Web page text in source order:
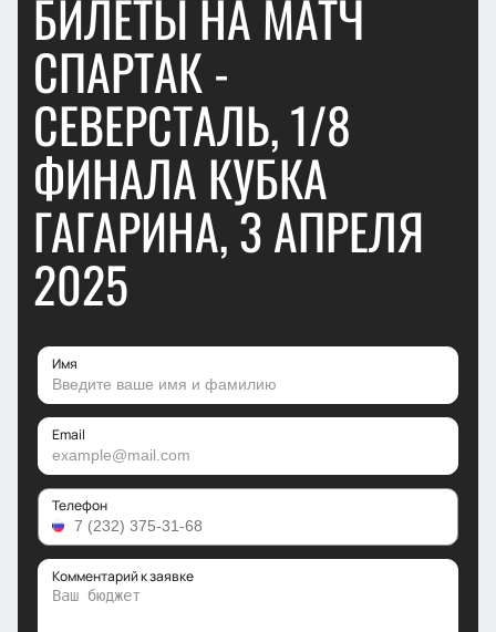
БИЛЕТЫ НА МАТЧ
СПАРТАК -
СЕВЕРСТАЛЬ, 1/8
ФИНАЛА КУБКА
ГАГАРИНА, 3 АПРЕЛЯ
2025
Имя
Email
Телефон
Комментарий к заявке